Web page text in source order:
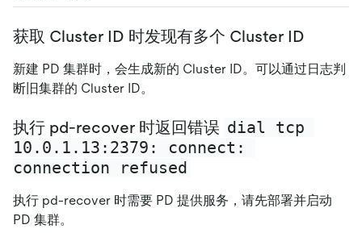
获取 Cluster ID 时发现有多个 Cluster ID
新建 PD 集群时，会生成新的 Cluster ID。可以通过日志判
断旧集群的 Cluster ID。
执行 pd-recover 时返回错误 dial tcp
10.0.1.13:2379: connect:
connection refused
执行 pd-recover 时需要 PD 提供服务，请先部署并启动
PD 集群。